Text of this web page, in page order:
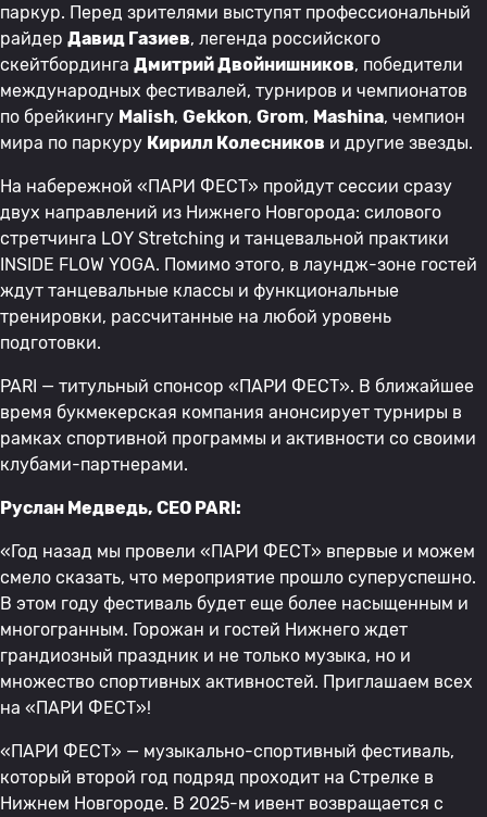
паркур. Перед зрителями выступят профессиональный
райдер Давид Газиев, легенда российского
скейтбординга Дмитрий Двойнишников, победители
международных фестивалей, турниров и чемпионатов
по брейкингу Malish, Gekkon, Grom, Mashina, чемпион
мира по паркуру Кирилл Колесников и другие звезды.
На набережной «ПАРИ ФЕСТ» пройдут сессии сразу
двух направлений из Нижнего Новгорода: силового
стретчинга LOY Stretching и танцевальной практики
INSIDE FLOW YOGA. Помимо этого, в лаундж-зоне гостей
ждут танцевальные классы и функциональные
тренировки, рассчитанные на любой уровень
подготовки.
PARI — титульный спонсор «ПАРИ ФЕСТ». В ближайшее
время букмекерская компания анонсирует турниры в
рамках спортивной программы и активности со своими
клубами-партнерами.
Руслан Медведь, CEO PARI:
«Год назад мы провели «ПАРИ ФЕСТ» впервые и можем
смело сказать, что мероприятие прошло суперуспешно.
В этом году фестиваль будет еще более насыщенным и
многогранным. Горожан и гостей Нижнего ждет
грандиозный праздник и не только музыка, но и
множество спортивных активностей. Приглашаем всех
на «ПАРИ ФЕСТ»!
«ПАРИ ФЕСТ» — музыкально-спортивный фестиваль,
который второй год подряд проходит на Стрелке в
Нижнем Новгороде. В 2025-м ивент возвращается с